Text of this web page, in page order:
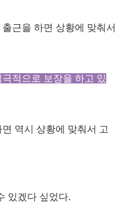
근을 하면 상황에 맞춰서
적으로 보장을 하고 있
역시 상황에 맞춰서 고
있겠다 싶었다.